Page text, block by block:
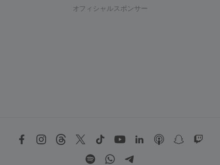
オフィシャルスポンサー